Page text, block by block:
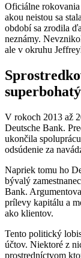
Oficiálne
akou neistou sa
období sa zrodila
neznámy.
ale v okruhu
V rokoch 2013 až
Deutsche Bank.
ukončila
odsúdenie za
Napriek tomu ho
bývalý
Bank.
prílevy kapitálu a
ako klientov.
Tento politický
účtov. Niektoré z
prostredníctvom